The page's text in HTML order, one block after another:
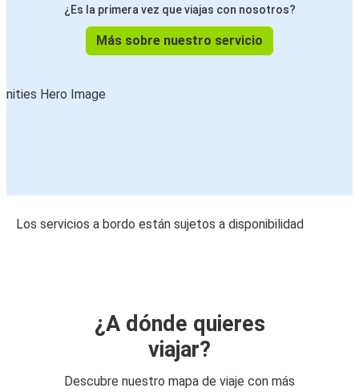
¿Es la primera vez que viajas con nosotros?
Más sobre nuestro servicio
Los servicios a bordo están sujetos a disponibilidad
¿A dónde quieres
viajar?
Descubre nuestro mapa de viaje con más